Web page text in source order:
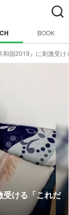
BOOK
和国2019』に刺激受け
受ける「これだ